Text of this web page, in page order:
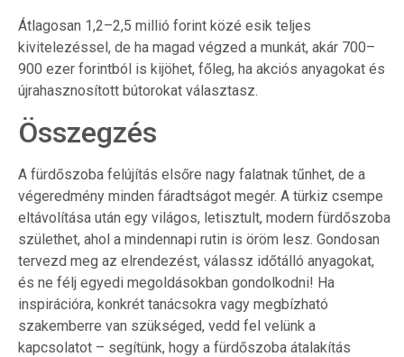
Átlagosan 1,2–2,5 millió forint közé esik teljes
kivitelezéssel, de ha magad végzed a munkát, akár 700–
900 ezer forintból is kijöhet, főleg, ha akciós anyagokat és
újrahasznosított bútorokat választasz.
Összegzés
A fürdőszoba felújítás elsőre nagy falatnak tűnhet, de a
végeredmény minden fáradtságot megér. A türkiz csempe
eltávolítása után egy világos, letisztult, modern fürdőszoba
születhet, ahol a mindennapi rutin is öröm lesz. Gondosan
tervezd meg az elrendezést, válassz időtálló anyagokat,
és ne félj egyedi megoldásokban gondolkodni! Ha
inspirációra, konkrét tanácsokra vagy megbízható
szakemberre van szükséged, vedd fel velünk a
kapcsolatot – segítünk, hogy a fürdőszoba átalakítás